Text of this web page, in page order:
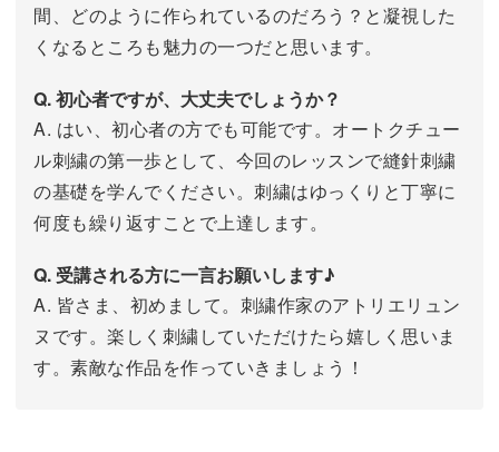
間、どのように作られているのだろう？と凝視した
くなるところも魅力の一つだと思います。
Q. 初心者ですが、大丈夫でしょうか？
A. はい、初心者の方でも可能です。オートクチュー
ル刺繍の第一歩として、今回のレッスンで縫針刺繍
の基礎を学んでください。刺繍はゆっくりと丁寧に
何度も繰り返すことで上達します。
Q. 受講される方に一言お願いします♪
A. 皆さま、初めまして。刺繍作家のアトリエリュン
ヌです。楽しく刺繍していただけたら嬉しく思いま
す。素敵な作品を作っていきましょう！